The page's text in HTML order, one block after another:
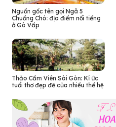
Nguồn gốc tên gọi Ngã 5
Chuồng Chó: địa điểm nổi tiếng
ở Gò Vấp
Thảo Cầm Viên Sài Gòn: Kí ức
tuổi thơ đẹp đẽ của nhiều thế hệ